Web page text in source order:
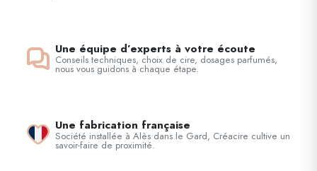
Une équipe d’experts à votre écoute
Conseils techniques, choix de cire, dosages parfumés,
nous vous guidons à chaque étape.
Une fabrication française
Société installée à Alès dans le Gard, Créacire cultive un
savoir-faire de proximité.